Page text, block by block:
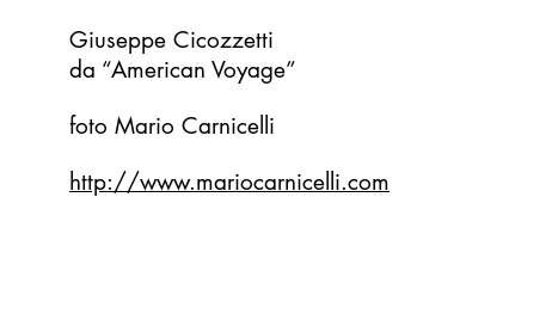
Giuseppe Cicozzetti
da “American Voyage”
foto Mario Carnicelli
http://www.mariocarnicelli.com